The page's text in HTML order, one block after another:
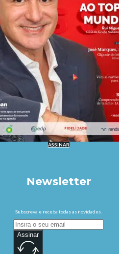
ASSINAR
Newsletter
Subscreva e receba todas as novidades.
Assinar